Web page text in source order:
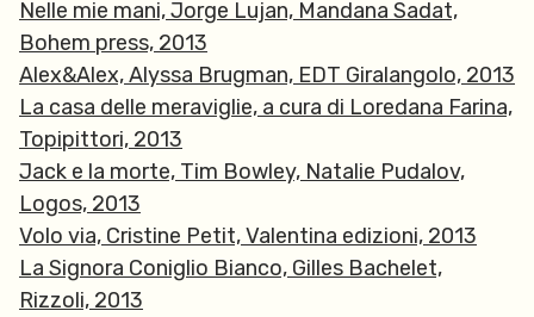
Nelle mie mani, Jorge Lujan, Mandana Sadat,
Bohem press, 2013
Alex&Alex, Alyssa Brugman, EDT Giralangolo, 2013
La casa delle meraviglie, a cura di Loredana Farina,
Topipittori, 2013
Jack e la morte, Tim Bowley, Natalie Pudalov,
Logos, 2013
Volo via, Cristine Petit, Valentina edizioni, 2013
La Signora Coniglio Bianco, Gilles Bachelet,
Rizzoli, 2013